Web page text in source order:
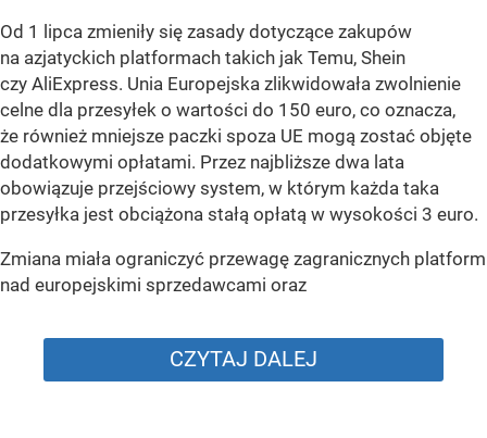
Od 1 lipca zmieniły się zasady dotyczące zakupów
na azjatyckich platformach takich jak Temu, Shein
czy AliExpress. Unia Europejska zlikwidowała zwolnienie
celne dla przesyłek o wartości do 150 euro, co oznacza,
że również mniejsze paczki spoza UE mogą zostać objęte
dodatkowymi opłatami. Przez najbliższe dwa lata
obowiązuje przejściowy system, w którym każda taka
przesyłka jest obciążona stałą opłatą w wysokości 3 euro.
Zmiana miała ograniczyć przewagę zagranicznych platform
nad europejskimi sprzedawcami oraz
CZYTAJ DALEJ